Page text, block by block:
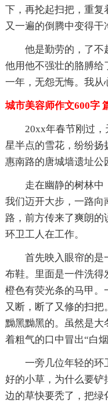
下，再抡起扫把，重复
又一遍的倒腾中变得干
他是勤劳的，了不起
他用他不强壮的胳膊给
一年，无怨无悔。我从
城市美容师作文600字
20xx年春节刚过，
星半点的雪花，纷纷
惠南路的唐城墙遗址公
走在幽静的树林中，
我们迈开大步，一路
路，前方传来了爽朗的
环卫工人在工作。
首先映入眼帘的是
布鞋。里面是一件洗得
橙色有荧光条的马甲。
又断，断了又修的扫把
黝黑黝黑的。虽然是
着粗气的口中冒出“白烟
一旁几位年轻的环
好的小草，为什么要铲
边的草快要秃了，把